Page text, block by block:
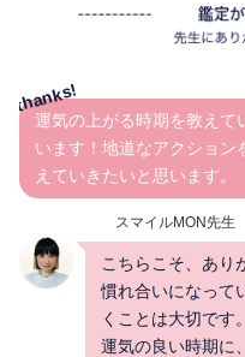
運気の上がる時期を教えて
います！地道なアクション
えていきたいと思います。
スマイルMON先生
こちらこそ、あり
慣れ合いになって
くことは大切です。
運気の良い時期に